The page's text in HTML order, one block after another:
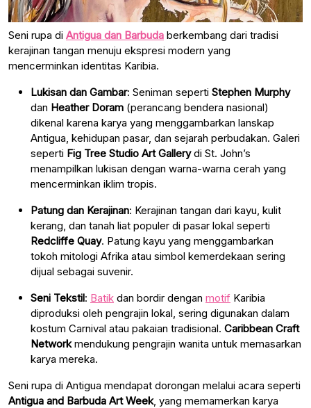
Seni rupa di Antigua dan Barbuda berkembang dari tradisi
kerajinan tangan menuju ekspresi modern yang
mencerminkan identitas Karibia.
Lukisan dan Gambar: Seniman seperti Stephen Murphy
dan Heather Doram (perancang bendera nasional)
dikenal karena karya yang menggambarkan lanskap
Antigua, kehidupan pasar, dan sejarah perbudakan. Galeri
seperti Fig Tree Studio Art Gallerydi St. John’s
menampilkan lukisan dengan warna-warna cerah yang
mencerminkan iklim tropis.
Patung dan Kerajinan: Kerajinan tangan dari kayu, kulit
kerang, dan tanah liat populer di pasar lokal seperti
Redcliffe Quay. Patung kayu yang menggambarkan
tokoh mitologi Afrika atau simbol kemerdekaan sering
dijual sebagai suvenir.
Seni Tekstil: Batik dan bordir dengan motif Karibia
diproduksi oleh pengrajin lokal, sering digunakan dalam
kostum Carnival atau pakaian tradisional. Caribbean Craft
Networkmendukung pengrajin wanita untuk memasarkan
karya mereka.
Seni rupa di Antigua mendapat dorongan melalui acara seperti
Antigua and Barbuda Art Week, yang memamerkan karya